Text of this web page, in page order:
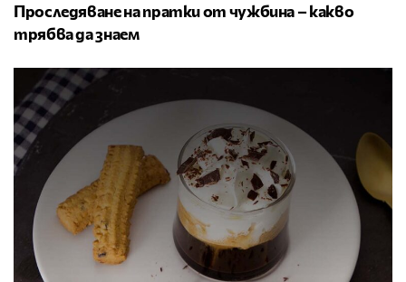
Проследяване на пратки от чужбина – какво
трябва да знаем